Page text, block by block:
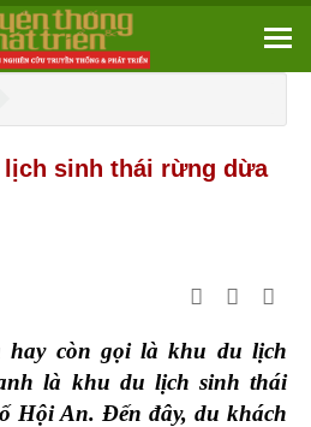
lịch sinh thái rừng dừa
hay còn gọi là khu du lịch
là khu du lịch sinh thái
Hội An. Đến đây, du khách